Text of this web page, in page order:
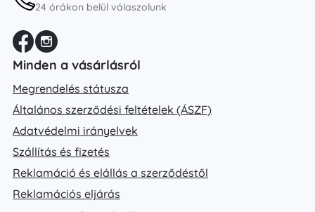
24 órákon belül válaszolunk
Minden a vásárlásról
Megrendelés státusza
Általános szerződési feltételek (ÁSZF)
Adatvédelmi irányelvek
Szállítás és fizetés
Reklamáció és elállás a szerződéstől
Reklamációs eljárás